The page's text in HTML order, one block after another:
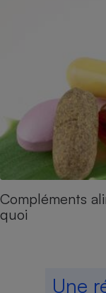
Compléments
quoi
Une